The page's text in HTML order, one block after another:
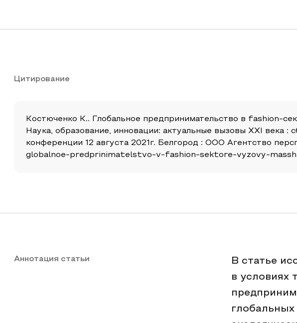
Цитирование
Костюченко К.. Глобальное предпринимательство в fashion-
Наука, образование, инновации: актуальные вызовы XXI века
конференции 12 августа 2021г. Белгород : ООО Агентство
globalnoe-predprinimatelstvo-v-fashion-sektore-vyzovy-
Аннотация статьи
В статье
в условиях